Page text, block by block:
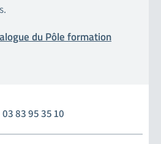
du Pôle formation
03 83 95 35 10